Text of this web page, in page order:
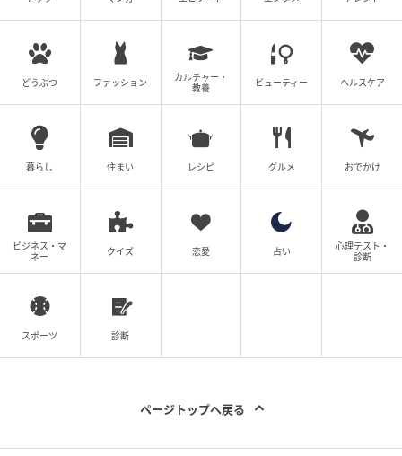
どうぶつ ファッション
カルチャー・
教養
ビューティー ヘルスケア
暮らし 住まい レシピ グルメ おでかけ
ビジネス・マ
ネー
クイズ 恋愛 占い
心理テスト・
診断
スポーツ 診断
ページトップへ戻る